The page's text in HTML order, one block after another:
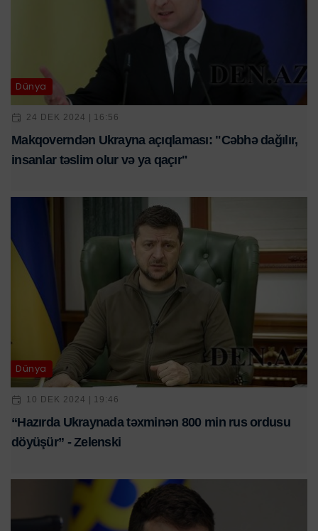
Dünya
24 DEK 2024 | 16:56
Makqoverndən Ukrayna açıqlaması: "Cəbhə dağılır,
insanlar təslim olur və ya qaçır"
Dünya
10 DEK 2024 | 19:46
“Hazırda Ukraynada təxminən 800 min rus ordusu
döyüşür” - Zelenski